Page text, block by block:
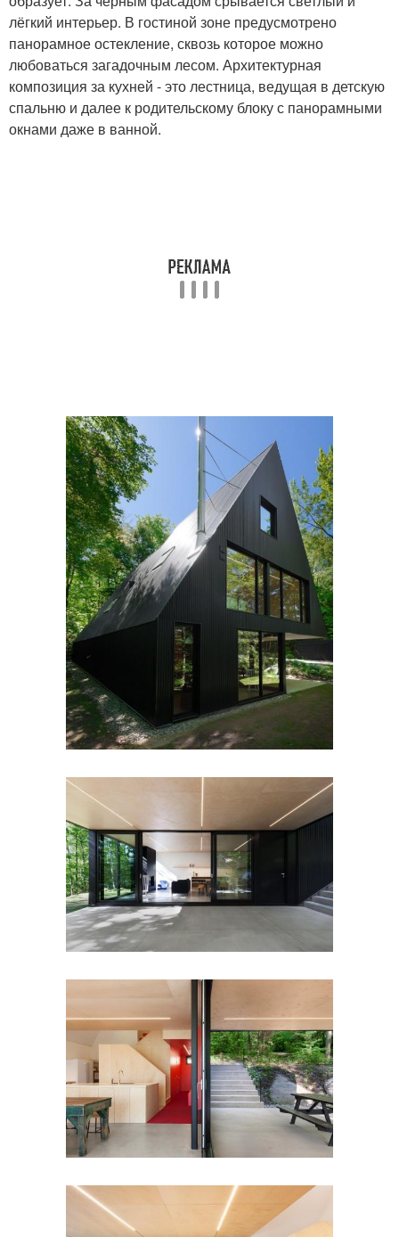
лёгкий интерьер. В гостиной зоне предусмотрено
панорамное остекление, сквозь которое можно
любоваться загадочным лесом. Архитектурная
композиция за кухней - это лестница, ведущая в детскую
спальню и далее к родительскому блоку с панорамными
окнами даже в ванной.